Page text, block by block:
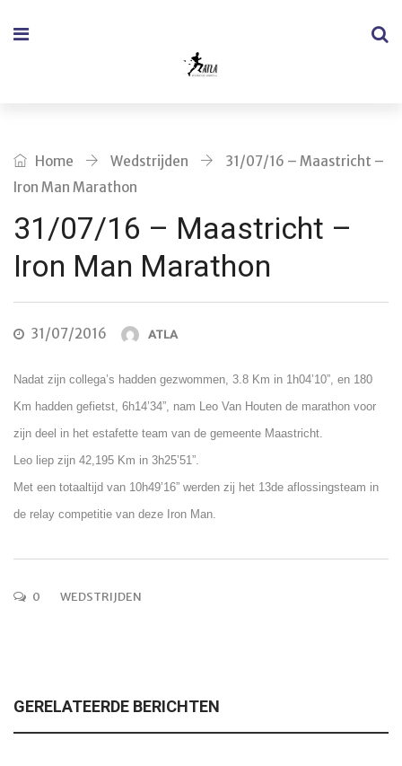
Home Wedstrijden
31/07/16 – Maastricht –
Iron Man Marathon
31/07/16 – Maastricht –
Iron Man Marathon
31/07/2016 ATLA
Nadat zijn collega’s hadden gezwommen, 3.8 Km in 1h04’10”, en 180
Km hadden gefietst, 6h14’34”, nam Leo Van Houten de marathon voor
zijn deel in het estafette team van de gemeente Maastricht.
Leo liep zijn 42,195 Km in 3h25’51”.
Met een totaaltijd van 10h49’16” werden zij het 13de aflossingsteam in
de relay competitie van deze Iron Man.
0 WEDSTRIJDEN
GERELATEERDE BERICHTEN